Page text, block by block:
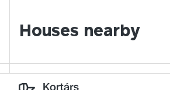
Houses nearby